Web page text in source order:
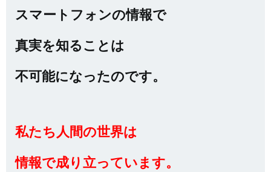
スマートフォンの情報で
真実を知ることは
不可能になったのです。
私たち人間の世界は
情報で成り立っています。